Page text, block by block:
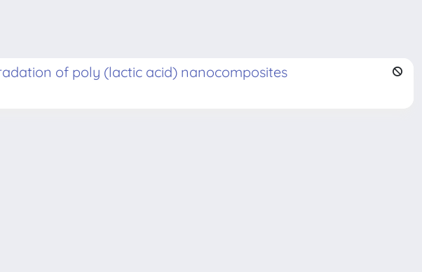
of poly (lactic acid) nanocomposites